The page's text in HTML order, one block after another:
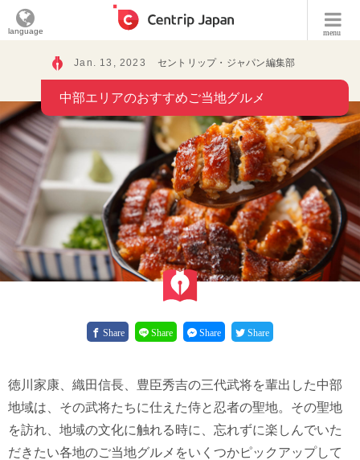
menu
language
Jan. 13, 2023 セントリップ・ジャパン編集部
中部エリアのおすすめご当地グルメ
Share Share Share Share
徳川家康、織田信長、豊臣秀吉の三代武将を輩出した中部
地域は、その武将たちに仕えた侍と忍者の聖地。その聖地
を訪れ、地域の文化に触れる時に、忘れずに楽しんでいた
だきたい各地のご当地グルメをいくつかピックアップして